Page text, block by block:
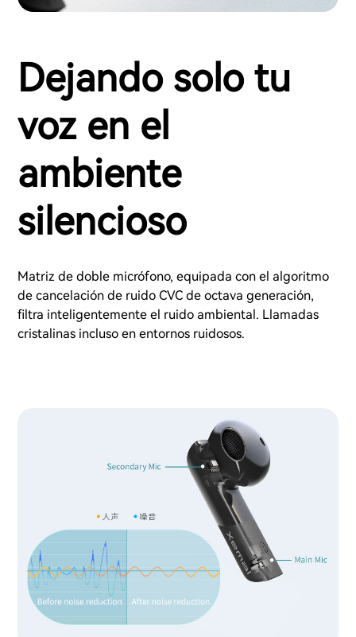
Dejando solo tu
voz en el
ambiente
silencioso
Matriz de doble micrófono, equipada con el algoritmo
de cancelación de ruido CVC de octava generación,
filtra inteligentemente el ruido ambiental. Llamadas
cristalinas incluso en entornos ruidosos.